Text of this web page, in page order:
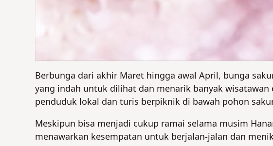
Berbunga dari akhir Maret hingga awal April, bunga
yang indah untuk dilihat dan menarik banyak
penduduk lokal dan turis berpiknik di bawah pohon
Meskipun bisa menjadi cukup ramai selama musim
menawarkan kesempatan untuk berjalan-jalan dan